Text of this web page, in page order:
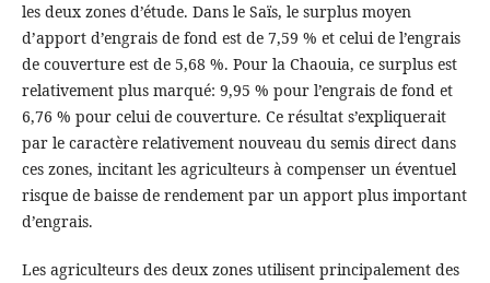
les deux zones d’étude. Dans le Saïs, le surplus moyen
d’apport d’engrais de fond est de 7,59 % et celui de l’engrais
de couverture est de 5,68 %. Pour la Chaouia, ce surplus est
relativement plus marqué: 9,95 % pour l’engrais de fond et
6,76 % pour celui de couverture. Ce résultat s’expliquerait
par le caractère relativement nouveau du semis direct dans
ces zones, incitant les agriculteurs à compenser un éventuel
risque de baisse de rendement par un apport plus important
d’engrais.
Les agriculteurs des deux zones utilisent principalement des